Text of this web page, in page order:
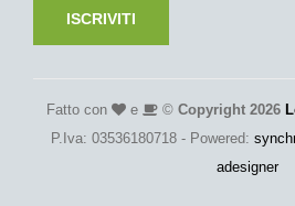
ISCRIVITI
Fatto con e © Copyright 2026
P.Iva: 03536180718 - Powered:
adesigner